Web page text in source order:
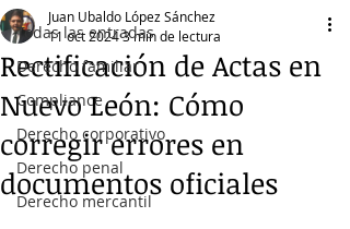
Todas las entradas
Derecho familiar
Compliance
Derecho corporativo
Derecho penal
Derecho mercantil
Rectificación de Actas en
Nuevo León: Cómo
corregir errores en
documentos oficiales
Juan Ubaldo López Sánchez
11 oct 20243 min de lectura